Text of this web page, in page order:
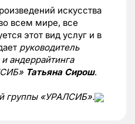
искусства
всем мире, все
этот вид услуг и в
руководитель
андеррайтинга
Татьяна Сирош.
группы «УРАЛСИБ».